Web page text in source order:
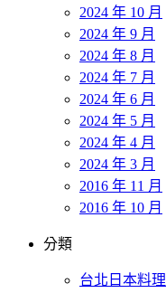
2024 年 10 月
2024 年 9 月
2024 年 8 月
2024 年 7 月
2024 年 6 月
2024 年 5 月
2024 年 4 月
2024 年 3 月
2016 年 11 月
2016 年 10 月
分類
台北日本料理